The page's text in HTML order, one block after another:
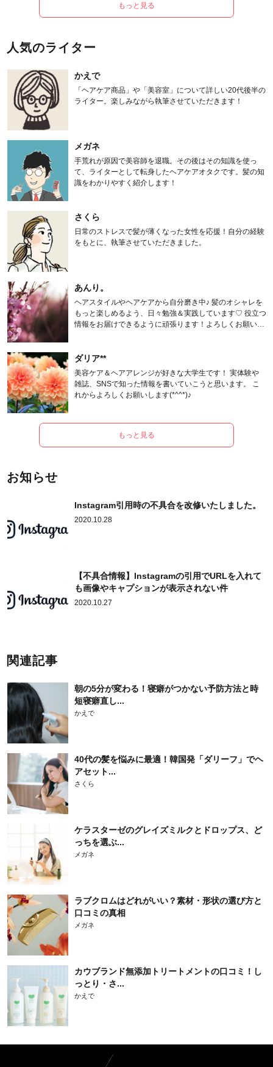
もっと見る
人気のライター
かえで
「ヘアケア商品」や「美容室」について詳しい20代後半の
ライター。楽しみながら執筆させていただきます！
メガネ
手荒れが原因で美容師を退職。その後はその知識を使っ
て、ライターとして転身したヘアケアオタクです。髪の知
識をわかりやすく紹介します！
さくら
日常のストレスで髪が薄くなった女性を応援！自分の経験
をもとに、執筆させていただきました。
あんり。
ヘアスタイルやヘアケアから自分磨き中♪ 髪のオシャレを
もっと楽しめるよう、日々勉強＆実践しています♡ 役立つ
情報をお届けできるように頑張ります！よろしくお願いし
ダリア**
美容ケア＆ヘアアレンジが好きな大学生です！ 実体験や
雑誌、SNSで知った情報を書いていこうと思います。 こ
れからよろしくお願いします(*^^*)♪
もっと見る
お知らせ
Instagram引用時の不具合を改修いたしました。
2020.10.28
【不具合情報】Instagramの引用でURLを入れて
も画像やキャプションが表示されない件
2020.10.27
関連記事
朝の5分が変わる！寝癖がつかない予防方法と時
短寝癖直し...
かえで
40代の髪を悩みに最適！韓国発「ダリーフ」でヘ
アセット...
さくら
ケラスターゼのグレイズミルクとドロップス、ど
っちを選ぶ...
メガネ
ラブクロムはどれがいい？素材・形状の選び方と
口コミの真相
メガネ
カウブランド無添加トリートメントの口コミ！し
っとり・さ...
かえで